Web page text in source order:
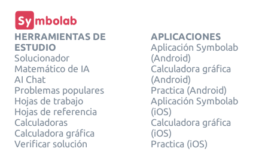
HERRAMIENTAS DE
ESTUDIO
Solucionador
Matemático de IA
AI Chat
Problemas populares
Hojas de trabajo
Hojas de referencia
Calculadoras
Calculadora gráfica
Verificar solución
APLICACIONES
Aplicación Symbolab
(Android)
Calculadora gráfica
(Android)
Practica (Android)
Aplicación Symbolab
(iOS)
Calculadora gráfica
(iOS)
Practica (iOS)